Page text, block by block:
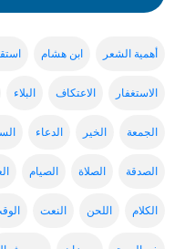
أهمية الشعر ابن هشام
الاستغفار الاعتكاف البلاء
الجمعة الخير الدعاء
الصدقة الصلاة الصيام
الكلام اللحن النعت